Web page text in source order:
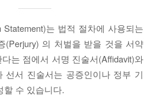
Statement)는 법적 절차에 사용되는
(Perjury) 의 처벌을 받을 것을 서약
는 점에서 서명 진술서(Affidavit)와
선서 진술서는 공증인이나 정부 기
할 수 있습니다.